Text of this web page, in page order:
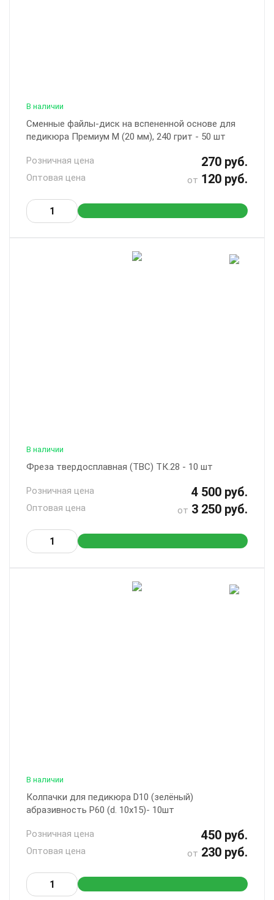
В наличии
Сменные файлы-диск на вспененной основе для
педикюра Премиум M (20 мм), 240 грит - 50 шт
Розничная цена 270 руб.
Оптовая цена от 120 руб.
В наличии
Фреза твердосплавная (ТВС) ТК.28 - 10 шт
Розничная цена 4 500 руб.
Оптовая цена от 3 250 руб.
В наличии
Колпачки для педикюра D10 (зелёный)
абразивность Р60 (d. 10x15)- 10шт
Розничная цена 450 руб.
Оптовая цена от 230 руб.